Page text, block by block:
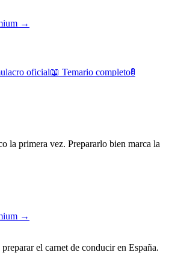
→
oficial📖 Temario completo🚦
la primera vez. Prepararlo bien marca la
→
el carnet de conducir en España.